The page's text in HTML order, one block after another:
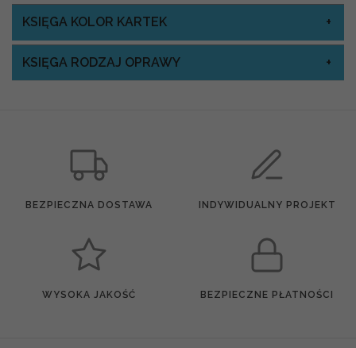
KSIĘGA KOLOR KARTEK
KSIĘGA RODZAJ OPRAWY
BEZPIECZNA DOSTAWA INDYWIDUALNY PROJEKT
WYSOKA JAKOŚĆ BEZPIECZNE PŁATNOŚCI